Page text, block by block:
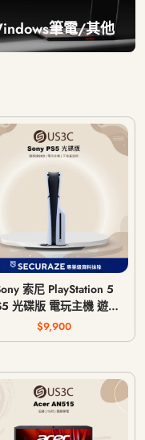
筆電/其他
索尼 PlayStation 5
光碟版 電玩主機 遊戲
主機 CFI-1018A / CFI-
1118A / CFI-1218A
$9,900